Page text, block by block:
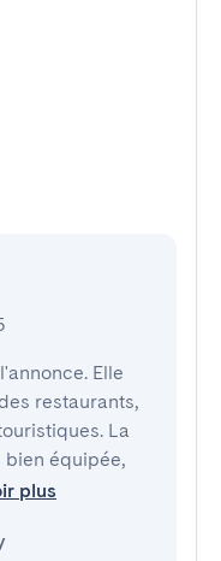
Elle
restaurants,
La
bien équipée,
plus